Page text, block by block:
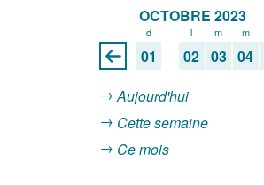
OCTOBRE 2023
d
01
l
02
m
03
m
04
Aujourd'hui
Cette semaine
Ce mois